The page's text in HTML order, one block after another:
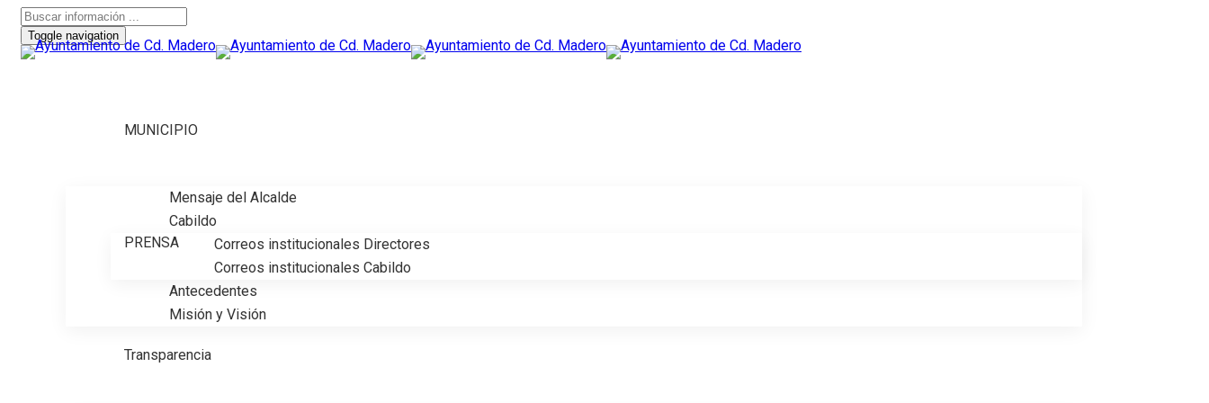
Toggle navigation
MUNICIPIO
Mensaje del Alcalde
Cabildo
Correos institucionales Directores
Correos institucionales Cabildo
Antecedentes
Misión y Visión
PRENSA
Transparencia